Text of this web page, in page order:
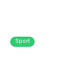
Sport